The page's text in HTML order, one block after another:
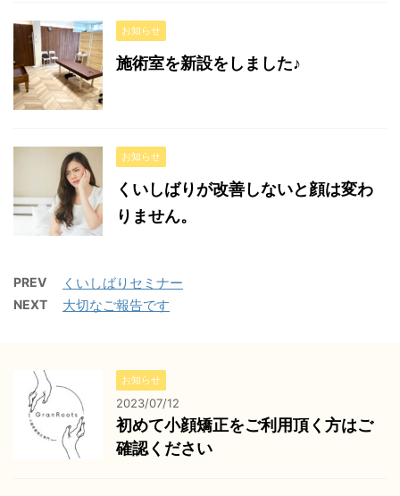
お知らせ
施術室を新設をしました♪
お知らせ
くいしばりが改善しないと顔は変わ
りません。
PREV くいしばりセミナー
NEXT 大切なご報告です
お知らせ
2023/07/12
初めて小顔矯正をご利用頂く方はご
確認ください